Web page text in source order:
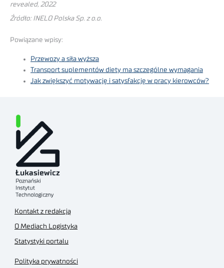
revealed, 2022
Źródło: INELO Polska Sp. z o.o.
Powiązane wpisy:
Przewozy a siła wyższa
Transport suplementów diety ma szczególne wymagania
Jak zwiększyć motywację i satysfakcję w pracy kierowców?
Kontakt z redakcją
O Mediach Logistyka
Statystyki portalu
Polityka prywatności